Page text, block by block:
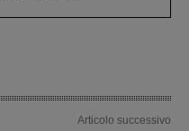
Articolo successivo